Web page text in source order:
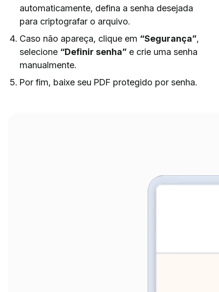
automaticamente, defina a senha desejada
para criptografar o arquivo.
Caso não apareça, clique em “Segurança”,
selecione “Definir senha” e crie uma senha
manualmente.
Por fim, baixe seu PDF protegido por senha.